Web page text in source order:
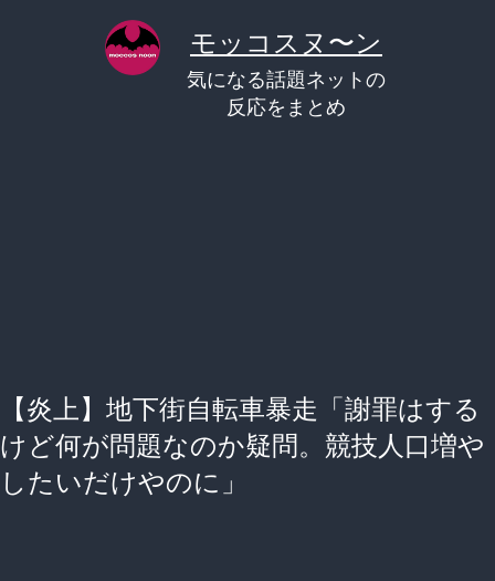
モッコスヌ〜ン
気になる話題ネットの
反応をまとめ
【炎上】地下街自転車暴走「謝罪はする
けど何が問題なのか疑問。競技人口増や
したいだけやのに」